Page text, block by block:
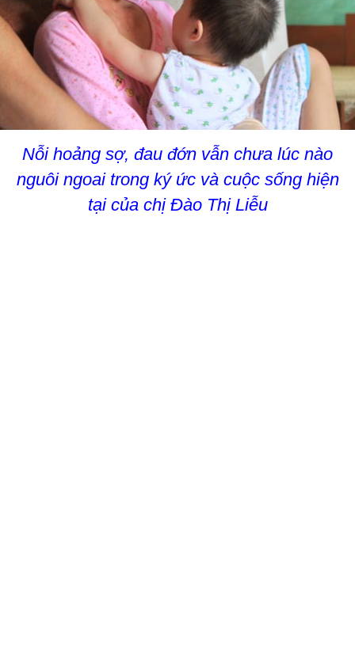
Nỗi hoảng sợ, đau đớn vẫn chưa lúc nào
nguôi ngoai trong ký ức và cuộc sống hiện
tại của chị Đào Thị Liễu